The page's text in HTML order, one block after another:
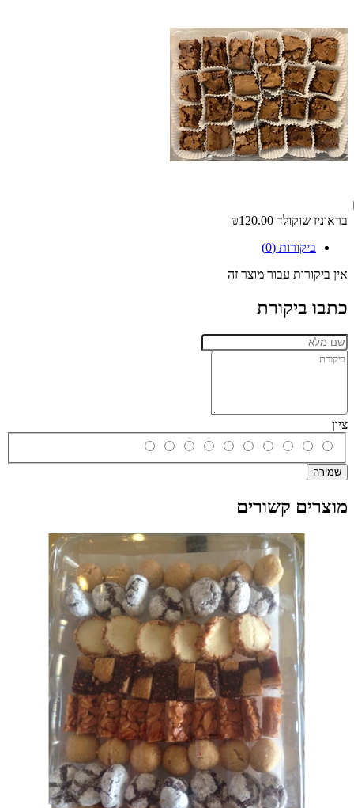
בראוניז שוקולד ₪120.00
ביקורות (0)
אין ביקורות עבור מוצר זה
כתבו ביקורת
ציון
שמירה
מוצרים קשורים